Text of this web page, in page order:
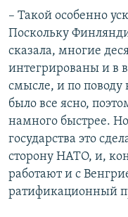
– Такой особенно
Поскольку
сказала, многие
интегрированы и в
смысле, и по поводу
было все ясно,
намного быстрее.
государства это
сторону НАТО, и,
работают и с
ратификационный